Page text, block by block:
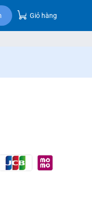
Giỏ hàng